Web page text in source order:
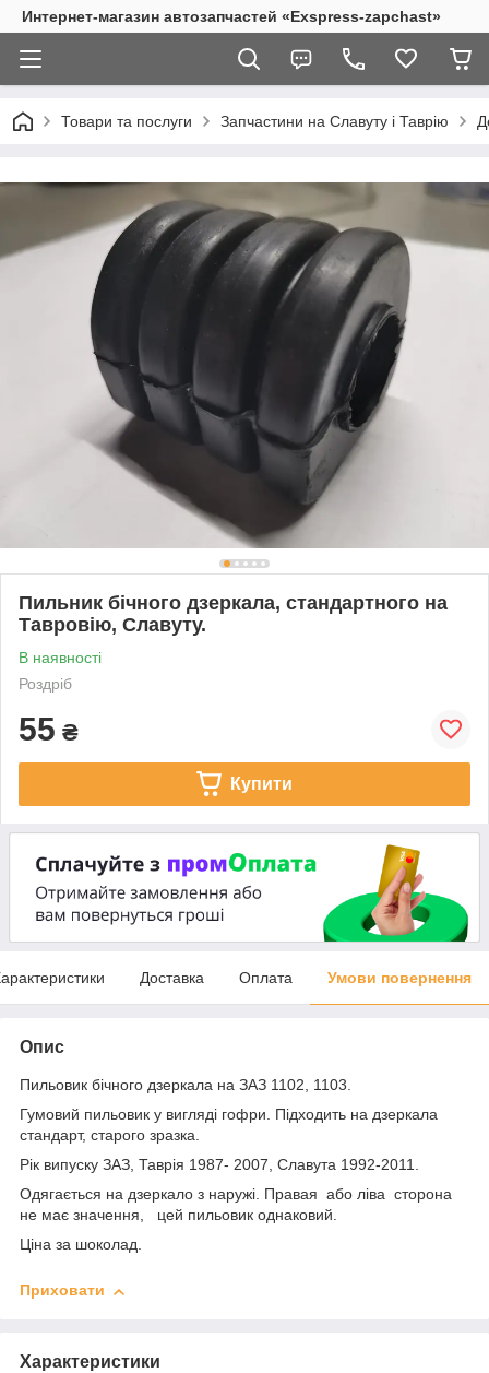
Интернет-магазин автозапчастей «Exspress-zapchast»
Товари та послуги Запчастини на Славуту і Таврію
Пильник бічного дзеркала, стандартного на
Тавровію, Славуту.
В наявності
Роздріб
55 ₴
Купити
Доставка Оплата Умови повернення
Опис
Пильовик бічного дзеркала на ЗАЗ 1102, 1103.
Гумовий пильовик у вигляді гофри. Підходить на дзеркала
стандарт, старого зразка.
Рік випуску ЗАЗ, Таврія 1987- 2007, Славута 1992-2011.
Одягається на дзеркало з наружі. Правая або ліва сторона
не має значення, цей пильовик однаковий.
Ціна за шоколад.
Приховати
Характеристики